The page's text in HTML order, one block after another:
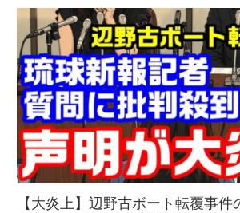
【大炎上】辺野古ボート転覆事件